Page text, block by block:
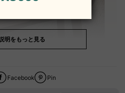
明をもっと見る
Facebook Pin